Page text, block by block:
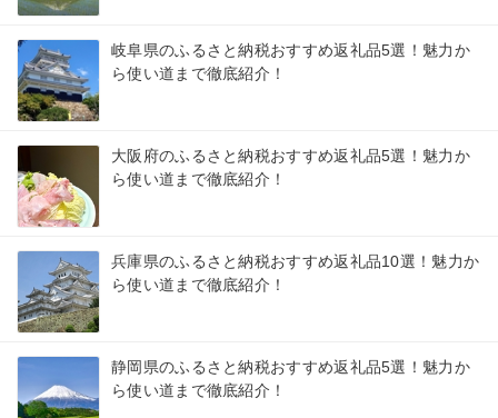
岐阜県のふるさと納税おすすめ返礼品5選！魅力か
ら使い道まで徹底紹介！
大阪府のふるさと納税おすすめ返礼品5選！魅力か
ら使い道まで徹底紹介！
兵庫県のふるさと納税おすすめ返礼品10選！魅力か
ら使い道まで徹底紹介！
静岡県のふるさと納税おすすめ返礼品5選！魅力か
ら使い道まで徹底紹介！